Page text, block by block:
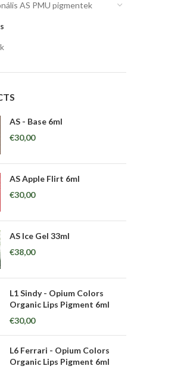
AS PMU pigmentek
AS - Base 6ml
€30,00
AS Apple Flirt 6ml
€30,00
AS Ice Gel 33ml
€38,00
L1 Sindy - Opium Colors
Organic Lips Pigment 6ml
€30,00
L6 Ferrari - Opium Colors
Organic Lips Pigment 6ml